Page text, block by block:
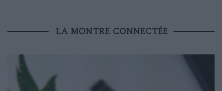
LA MONTRE CONNECTÉE